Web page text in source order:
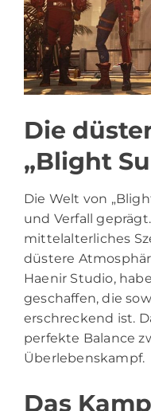
Die
„Blight
Die Welt von
und Verfall
mittelalterliches
düstere
Haenir Studio,
geschaffen, die
erschreckend ist.
perfekte Balance
Überlebenskampf.
Das